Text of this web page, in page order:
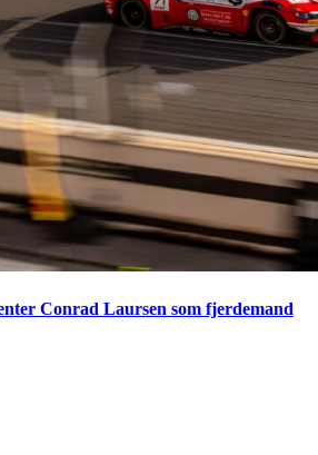
Conrad Laursen som fjerdemand